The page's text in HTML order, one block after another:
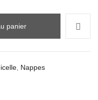
panier
Nappes